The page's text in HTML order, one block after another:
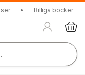
• Billiga böcker